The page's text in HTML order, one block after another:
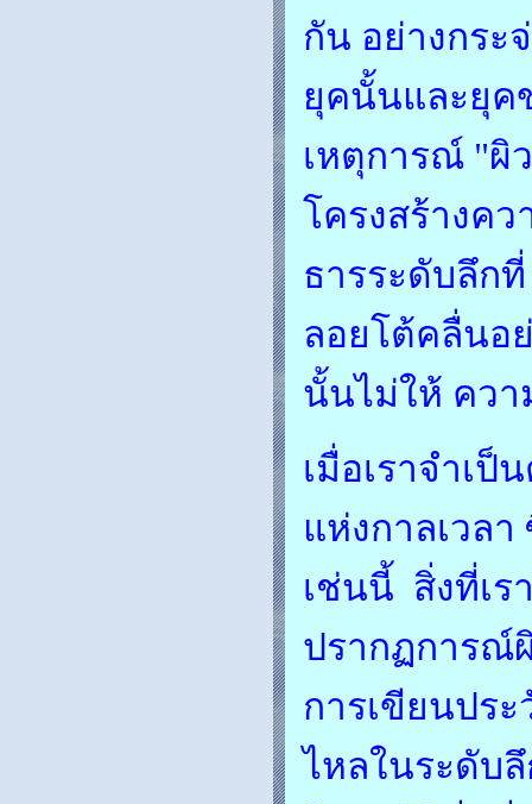
กัน อย่างกระ
ยุคนั้นและยุค
เหตุการณ์ "ผิ
โครงสร้างค
ธารระดับลึก
ลอยโต้คลื่นอ
นั้นไม่ให้ ควา
เมื่อเราจำเ
แห่งกาลเวล
เช่นนี้ สิ่งที่เ
ปรากฏการณ์
การเขียนปร
ไหลในระดับ